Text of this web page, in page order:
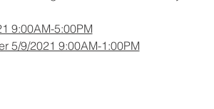
9:00AM-5:00PM
5/9/2021 9:00AM-1:00PM